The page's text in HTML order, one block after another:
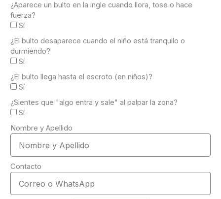
¿Aparece un bulto en la ingle cuando llora, tose o hace
fuerza?
Sí
¿El bulto desaparece cuando el niño está tranquilo o
durmiendo?
Sí
¿El bulto llega hasta el escroto (en niños)?
Sí
¿Sientes que "algo entra y sale" al palpar la zona?
Sí
Nombre y Apellido
Contacto